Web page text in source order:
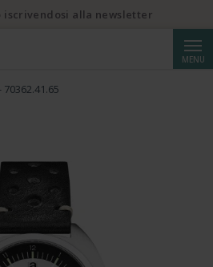
MENU
da CHF 50. Spedizione
CHF 250.